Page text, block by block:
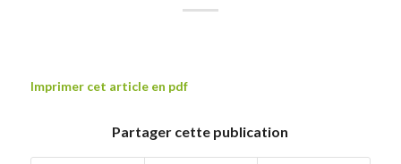
Imprimer cet article en pdf
Partager cette publication